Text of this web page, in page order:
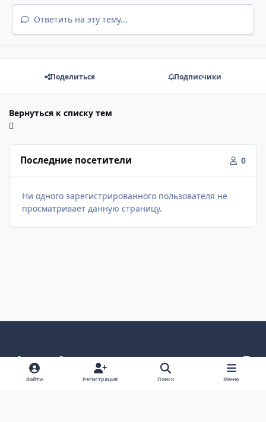
Ответить на эту тему...
Поделиться Подписчики
Вернуться к списку тем
Последние посетители 0
Ни одного зарегистрированного пользователя не
просматривает данную страницу.
Светлый режим
Темный режим
Как в системе
v
k
Политика конфиденциальности
Войти Регистрация Поиск Меню